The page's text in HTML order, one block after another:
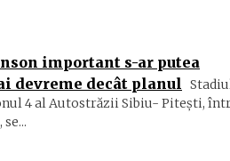
important s-ar putea
devreme decât planul
4 al Autostrăzii Sibiu- Piteşti,